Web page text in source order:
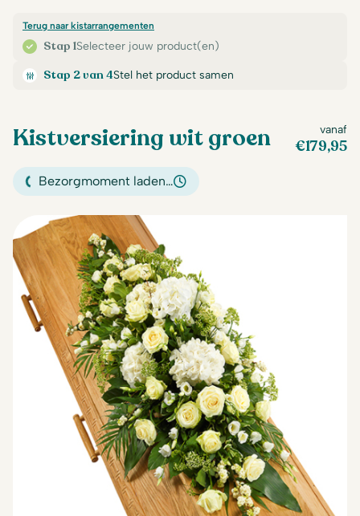
Stap 1Selecteer jouw product(en)
Terug naar kistarrangementen
Stap 2 van 4Stel het product samen
Kistversiering wit groen vanaf
€179,95
Bezorgmoment laden…